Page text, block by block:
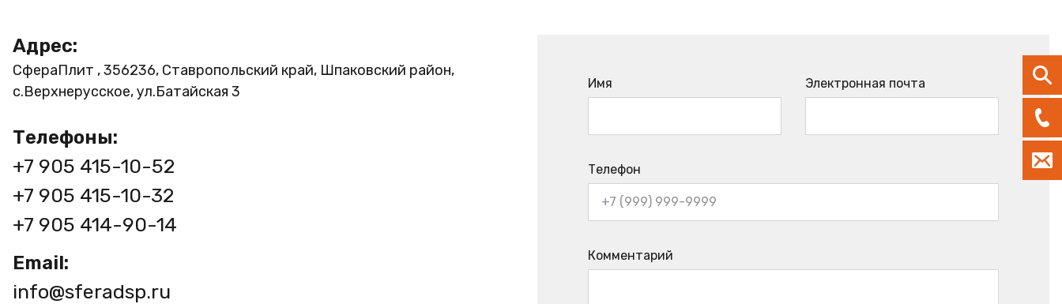
Адрес:
СфераПлит , 356236, Ставропольский край, Шпаковский район,
с.Верхнерусское, ул.Батайская 3
Телефоны:
+7 905 415-10-52
+7 905 415-10-32
+7 905 414-90-14
Email:
info@sferadsp.ru
Имя Электронная почта
Телефон
Комментарий